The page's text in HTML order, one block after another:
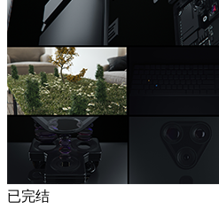
已完结